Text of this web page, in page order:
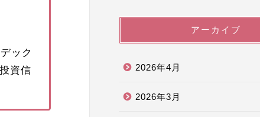
ック
資信
アーカイブ
2026年4月
2026年3月